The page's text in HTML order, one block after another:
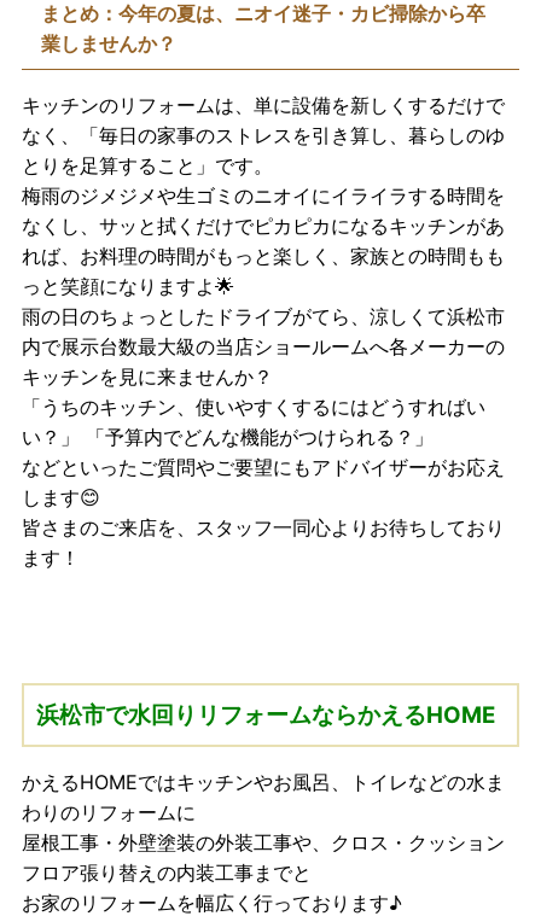
まとめ：今年の夏は、ニオイ迷子・カビ掃除から卒
業しませんか？
キッチンのリフォームは、単に設備を新しくするだけで
なく、「毎日の家事のストレスを引き算し、暮らしのゆ
とりを足算すること」です。
梅雨のジメジメや生ゴミのニオイにイライラする時間を
なくし、サッと拭くだけでピカピカになるキッチンがあ
れば、お料理の時間がもっと楽しく、家族との時間もも
っと笑顔になりますよ🌟
雨の日のちょっとしたドライブがてら、涼しくて浜松市
内で展示台数最大級の当店ショールームへ各メーカーの
キッチンを見に来ませんか？
「うちのキッチン、使いやすくするにはどうすればい
い？」 「予算内でどんな機能がつけられる？」
などといったご質問やご要望にもアドバイザーがお応え
します😊
皆さまのご来店を、スタッフ一同心よりお待ちしており
ます！
浜松市で水回りリフォームならかえるHOME
かえるHOMEではキッチンやお風呂、トイレなどの水ま
わりのリフォームに
屋根工事・外壁塗装の外装工事や、クロス・クッション
フロア張り替えの内装工事までと
お家のリフォームを幅広く行っております♪